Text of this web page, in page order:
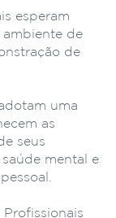
esperam
ambiente de
de
uma
as
seus
mental e
Profissionais